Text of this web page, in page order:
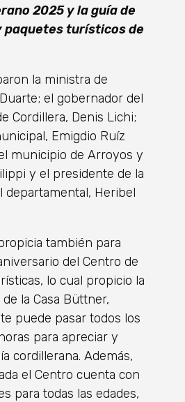
2025 y la guía de
paquetes turísticos de
la ministra de
el gobernador del
Cordillera, Denis Lichi;
Emigdio Ruíz
municipio de Arroyos y
y el presidente de la
departamental, Heribel
también para
del Centro de
lo cual propicio la
la Casa Büttner,
puede pasar todos los
para apreciar y
cordillerana. Además,
el Centro cuenta con
para todas las edades,